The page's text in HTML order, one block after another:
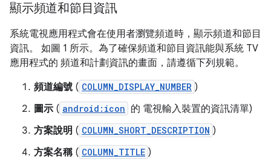
顯示頻道和節目資訊
系統電視應用程式會在使用者瀏覽頻道時，顯示頻道和節目
資訊。 如圖 1 所示。為了確保頻道和節目資訊能與系統 TV
應用程式的 頻道和計劃資訊的畫面，請遵循下列規範。
頻道編號 ( COLUMN_DISPLAY_NUMBER )
圖示 ( android:icon 的 電視輸入裝置的資訊清單)
方案說明 ( COLUMN_SHORT_DESCRIPTION )
方案名稱( COLUMN_TITLE )